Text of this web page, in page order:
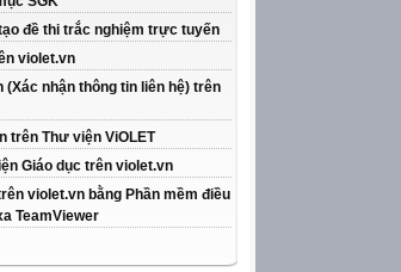
đề thi trắc nghiệm trực tuyến
violet.vn
(Xác nhận thông tin liên hệ) trên
trên Thư viện ViOLET
Giáo dục trên violet.vn
violet.vn bằng Phần mềm điều
TeamViewer